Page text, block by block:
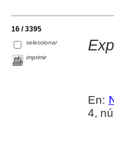
16 / 3395
seleccionar
imprimir
En:
4,